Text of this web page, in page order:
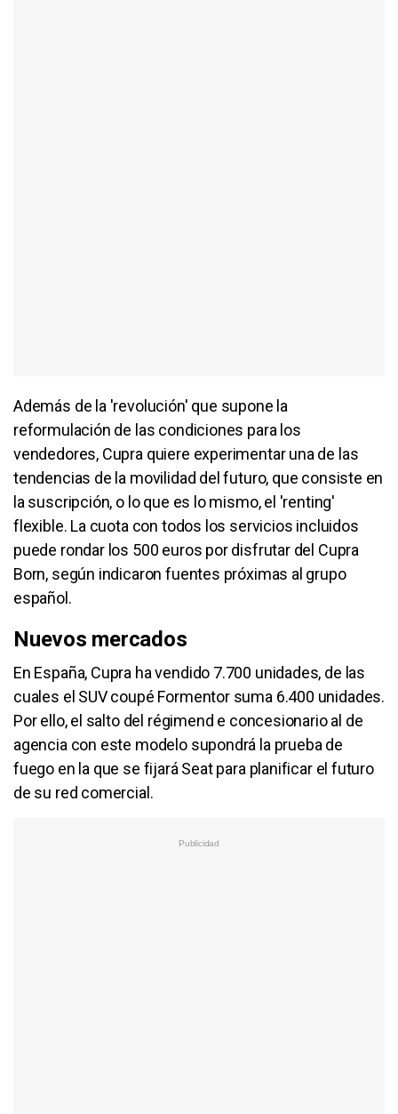
Además de la 'revolución' que supone la
reformulación de las condiciones para los
vendedores, Cupra quiere experimentar una de las
tendencias de la movilidad del futuro, que consiste en
la suscripción, o lo que es lo mismo, el 'renting'
flexible. La cuota con todos los servicios incluidos
puede rondar los 500 euros por disfrutar del Cupra
Born, según indicaron fuentes próximas al grupo
español.
Nuevos mercados
En España, Cupra ha vendido 7.700 unidades, de las
cuales el SUV coupé Formentor suma 6.400 unidades.
Por ello, el salto del régimend e concesionario al de
agencia con este modelo supondrá la prueba de
fuego en la que se fijará Seat para planificar el futuro
de su red comercial.